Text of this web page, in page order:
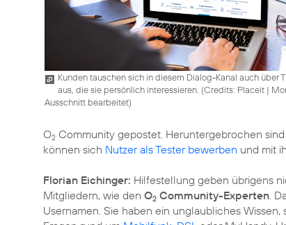
Kunden tauschen sich in diesem Dialog-Kanal auch über
aus, die sie persönlich interessieren. (Credits: Placeit |
Ausschnitt bearbeitet)
O2 Community gepostet. Heruntergebrochen
können sich Nutzer als Tester bewerben und mit
Florian Eichinger: Hilfestellung geben übrigens
Mitgliedern, wie den O2 Community-Experten.
Usernamen. Sie haben ein unglaubliches